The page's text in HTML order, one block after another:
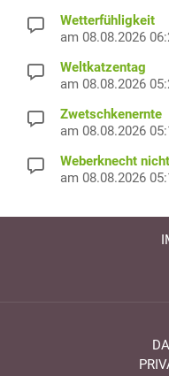
Wetterfühligkeit
am 08.08.2026
Weltkatzentag
am 08.08.2026
Zwetschkenernte
am 08.08.2026
Weberknecht
am 08.08.2026